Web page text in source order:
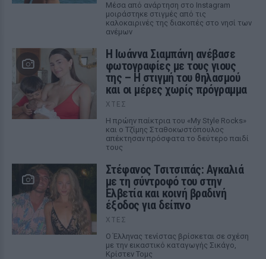
Μέσα από ανάρτηση στο Instagram
μοιράστηκε στιγμές από τις
καλοκαιρινές της διακοπές στο νησί των
ανέμων
H Ιωάννα Σιαμπάνη ανέβασε
φωτογραφίες με τους γιους
της – Η στιγμή του θηλασμού
και οι μέρες χωρίς πρόγραμμα
ΧΤΕΣ
Η πρώην παίκτρια του «My Style Rocks»
και ο Τζίμης Σταθοκωστόπουλος
απέκτησαν πρόσφατα το δεύτερο παιδί
τους
Στέφανος Τσιτσιπάς: Αγκαλιά
με τη σύντροφό του στην
Ελβετία και κοινή βραδινή
έξοδος για δείπνο
ΧΤΕΣ
Ο Έλληνας τενίστας βρίσκεται σε σχέση
με την εικαστικό καταγωγής Σικάγο,
Κρίστεν Τομς